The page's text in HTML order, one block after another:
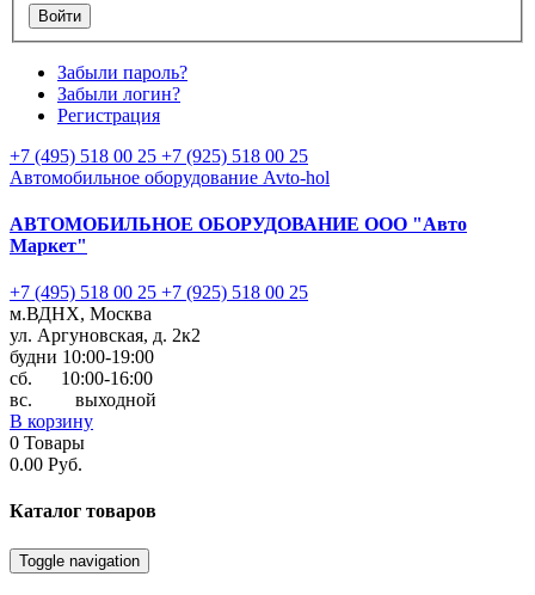
Забыли пароль?
Забыли логин?
Регистрация
+7 (495) 518 00 25 +7 (925) 518 00 25
Автомобильное оборудование Avto-hol
АВТОМОБИЛЬНОЕ ОБОРУДОВАНИЕ ООО "Авто
Маркет"
+7 (495) 518 00 25 +7 (925) 518 00 25
м.ВДНХ, Москва
ул. Аргуновская, д. 2к2
будни 10:00-19:00
cб. 10:00-16:00
вс. выходной
В корзину
0 Товары
0.00 Руб.
Каталог товаров
Toggle navigation